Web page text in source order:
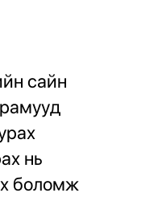
сайн
нь
боломж